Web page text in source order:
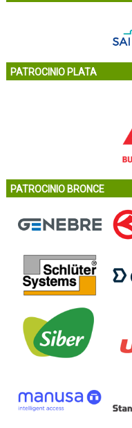
PATROCINIO PLATA
PATROCINIO BRONCE